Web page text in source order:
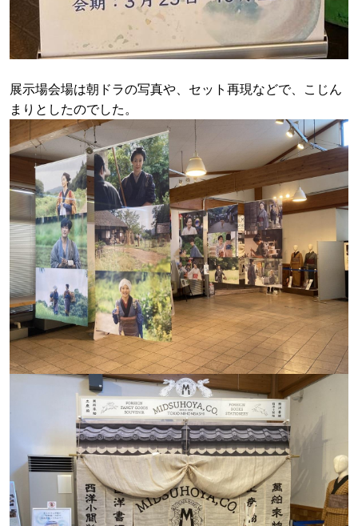
展示場会場は朝ドラの写真や、セット再現などで、こじん
まりとしたのでした。